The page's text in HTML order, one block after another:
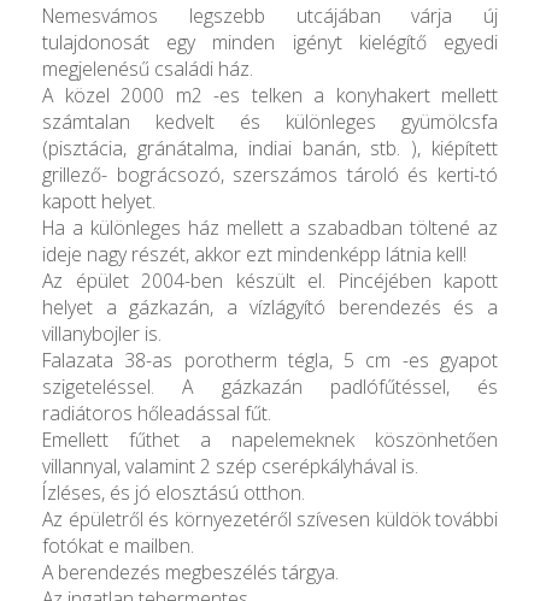
Nemesvámos legszebb utcájában várja új
tulajdonosát egy minden igényt kielégítő egyedi
megjelenésű családi ház.
A közel 2000 m2 -es telken a konyhakert mellett
számtalan kedvelt és különleges gyümölcsfa
(pisztácia, gránátalma, indiai banán, stb. ), kiépített
grillező- bográcsozó, szerszámos tároló és kerti-tó
kapott helyet.
Ha a különleges ház mellett a szabadban töltené az
ideje nagy részét, akkor ezt mindenképp látnia kell!
Az épület 2004-ben készült el. Pincéjében kapott
helyet a gázkazán, a vízlágyító berendezés és a
villanybojler is.
Falazata 38-as porotherm tégla, 5 cm -es gyapot
szigeteléssel. A gázkazán padlófűtéssel, és
radiátoros hőleadással fűt.
Emellett fűthet a napelemeknek köszönhetően
villannyal, valamint 2 szép cserépkályhával is.
Ízléses, és jó elosztású otthon.
Az épületről és környezetéről szívesen küldök további
fotókat e mailben.
A berendezés megbeszélés tárgya.